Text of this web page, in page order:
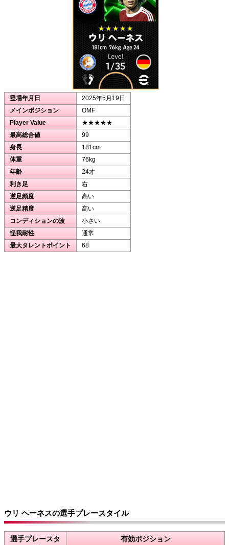
登場年月日
2025年5月19日
メインポジション
OMF
Player Value
★★★★★
最高総合値
99
身長
181cm
体重
76kg
年齢
24才
利き足
右
逆足頻度
高い
逆足精度
高い
コンディションの波
小さい
怪我耐性
通常
最大タレントポイント
68
ウリ ヘーネスの選手プレースタイル
選手プレースタ
有効ポジション